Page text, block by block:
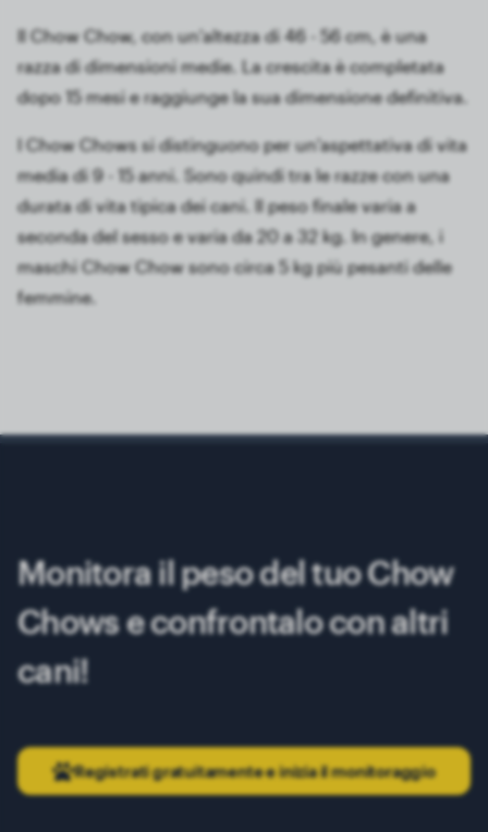
Il Chow Chow, con un'altezza di 46 - 56 cm, è una
razza di dimensioni medie. La crescita è completata
dopo 15 mesi e raggiunge la sua dimensione definitiva.
I Chow Chows si distinguono per un'aspettativa di vita
media di 9 - 15 anni. Sono quindi tra le razze con una
durata di vita tipica dei cani. Il peso finale varia a
seconda del sesso e varia da 20 a 32 kg. In genere, i
maschi Chow Chow sono circa 5 kg più pesanti delle
femmine.
Monitora il peso del tuo Chow
Chows e confrontalo con altri
cani!
Registrati gratuitamente e inizia il monitoraggio